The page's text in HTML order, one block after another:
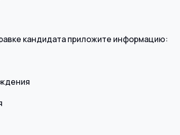
кандидата приложите информацию: